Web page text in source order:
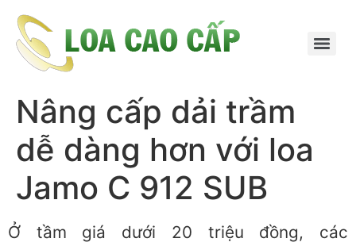
Nâng cấp dải trầm
dễ dàng hơn với loa
Jamo C 912 SUB
Ở tầm giá dưới 20 triệu đồng, các